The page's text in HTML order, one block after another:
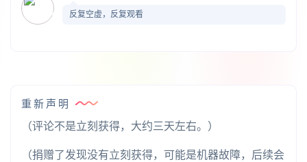
反复空虚，反复观看
重新声明
（评论不是立刻获得，大约三天左右。）
（捐赠了发现没有立刻获得，可能是机器故障，后续会